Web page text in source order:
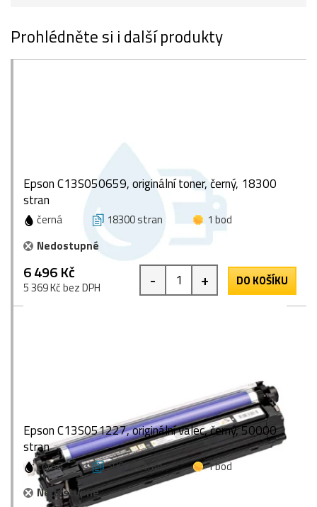
Prohlédněte si i další produkty
Epson C13S050659, originální toner, černý, 18300
stran
černá 18300 stran
1 bod
Nedostupné
6 496 Kč
5 369 Kč bez DPH - + DO KOŠÍKU
Epson C13S051227, originální válec, černý, 50000
stran
černá 50000 stran
1 bod
Nedostupné